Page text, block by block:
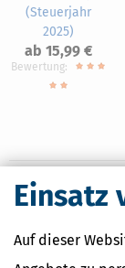
Einsatz
Auf dieser
(Steuerjahr
2025)
ab 15,99 €
Bewertung:
Finanzamt